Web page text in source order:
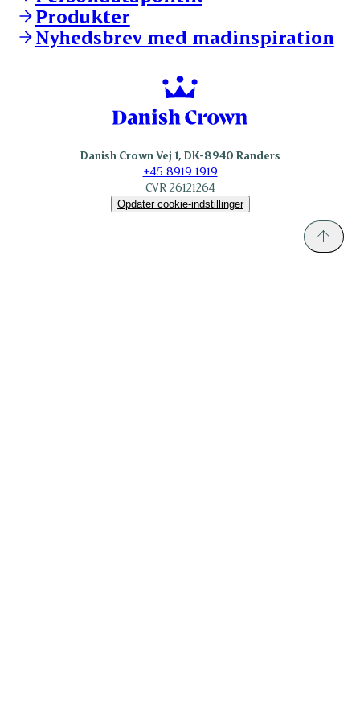
KLS.se
nordicspoor.com
Scanhide.dk
Produkter
Nyhedsbrev med madinspiration
Danish Crown Vej 1, DK-8940 Randers
+45 8919 1919
CVR 26121264
Opdater cookie-indstillinger